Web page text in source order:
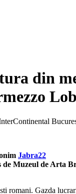
din
Jabra22
Muzeul de Arta
Gazda